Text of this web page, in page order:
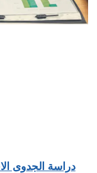
دراسة الجدوى